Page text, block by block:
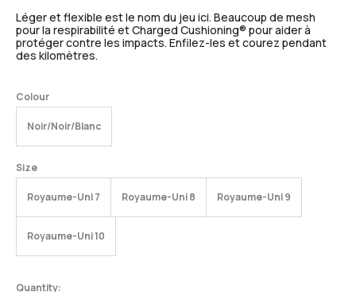
Léger et flexible est le nom du jeu ici. Beaucoup de mesh
pour la respirabilité et Charged Cushioning® pour aider à
protéger contre les impacts. Enfilez-les et courez pendant
des kilomètres.
Colour
Noir/Noir/Blanc
Size
Royaume-Uni 7 Royaume-Uni 8 Royaume-Uni 9
Royaume-Uni 10